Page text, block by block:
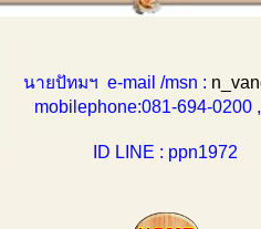
นายปัทมฯ e-mail /msn :
694-0200 ,
ID LINE : ppn1972